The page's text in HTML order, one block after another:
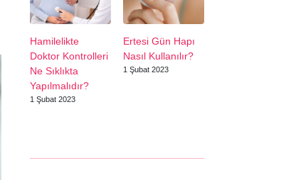
Hamilelikte
Doktor Kontrolleri
Ne Sıklıkta
Yapılmalıdır?
1 Şubat 2023
Ertesi Gün Hapı
Nasıl Kullanılır?
1 Şubat 2023